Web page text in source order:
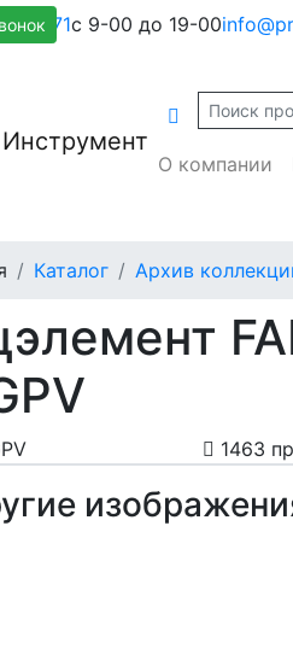
1271с 9-00 до 19-00
О компании
Каталог Архив
1463